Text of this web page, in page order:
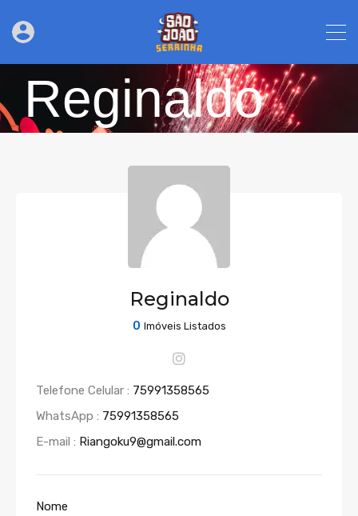
Reginaldo
Reginaldo
0 Imóveis Listados
Telefone Celular : 75991358565
WhatsApp : 75991358565
E-mail : Riangoku9@gmail.com
Nome